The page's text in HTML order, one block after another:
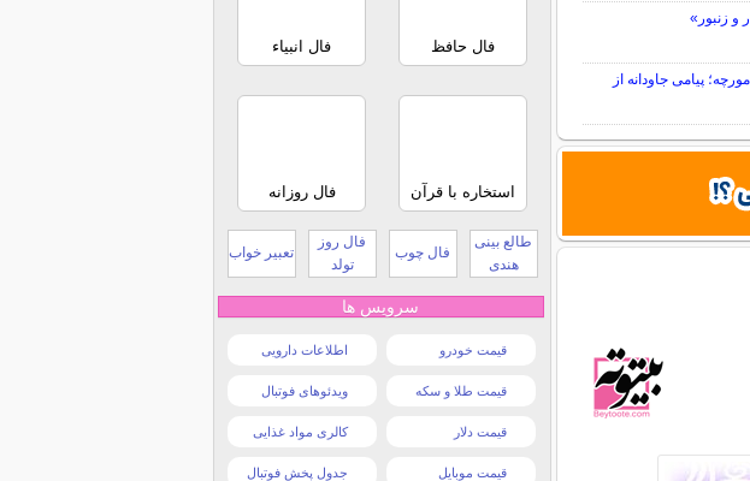
و زنبور»
پیامی جاودانه از
فال حافظ فال انبیاء
استخاره با قرآن فال روزانه
طالع بینی
هندی
فال چوب
فال روز
تولد
تعبیر خواب
سرویس ها
قیمت خودرو اطلاعات دارویی
قیمت طلا و سکه ویدئوهای فوتبال
قیمت دلار کالری مواد غذایی
قیمت موبایل جدول پخش فوتبال